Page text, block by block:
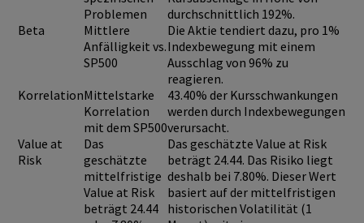
Problemen
durchschnittlich 192%.
Beta
Mittlere
Anfälligkeit vs.
SP500
Die Aktie tendiert dazu, pro 1%
Indexbewegung mit einem
Ausschlag von 96% zu
reagieren.
KorrelationMittelstarke
Korrelation
mit dem SP500
43.40% der Kursschwankungen
werden durch Indexbewegungen
verursacht.
Value at
Risk
Das
geschätzte
mittelfristige
Value at Risk
beträgt 24.44
Das geschätzte Value at Risk
beträgt 24.44. Das Risiko liegt
deshalb bei 7.80%. Dieser Wert
basiert auf der mittelfristigen
historischen Volatilität (1